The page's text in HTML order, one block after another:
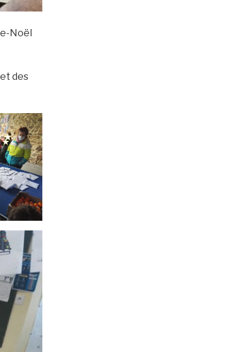
Noël
des